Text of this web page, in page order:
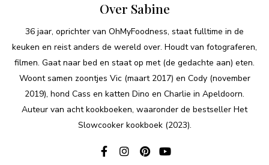
Over Sabine
36 jaar, oprichter van OhMyFoodness, staat fulltime in de
keuken en reist anders de wereld over. Houdt van fotograferen,
filmen. Gaat naar bed en staat op met (de gedachte aan) eten.
Woont samen zoontjes Vic (maart 2017) en Cody (november
2019), hond Cass en katten Dino en Charlie in Apeldoorn.
Auteur van acht kookboeken, waaronder de bestseller Het
Slowcooker kookboek (2023).